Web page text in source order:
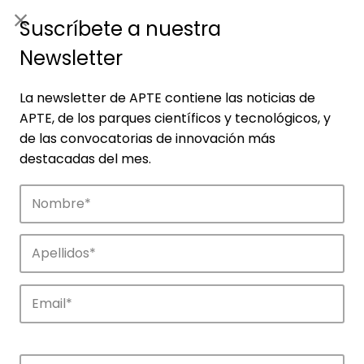
Noticias
Suscríbete a nuestra
Newsletter
La newsletter de APTE contiene las noticias de
APTE, de los parques científicos y tecnológicos, y
de las convocatorias de innovación más
destacadas del mes.